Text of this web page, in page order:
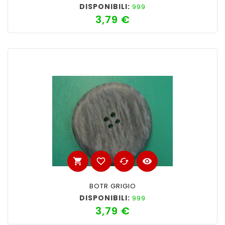
DISPONIBILI: 999
3,79 €Prezzo
shopping_cart favorite_border cached visibility
BOTR GRIGIO
DISPONIBILI: 999
3,79 €Prezzo